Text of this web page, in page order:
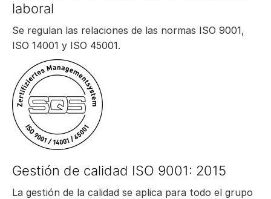
laboral
Se regulan las relaciones de las normas ISO 9001,
ISO 14001 y ISO 45001.
Gestión de calidad ISO 9001: 2015
La gestión de la calidad se aplica para todo el grupo